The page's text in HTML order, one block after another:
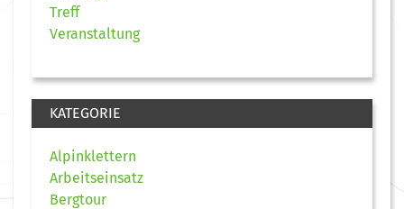
Treff
Veranstaltung
KATEGORIE
Alpinklettern
Arbeitseinsatz
Bergtour